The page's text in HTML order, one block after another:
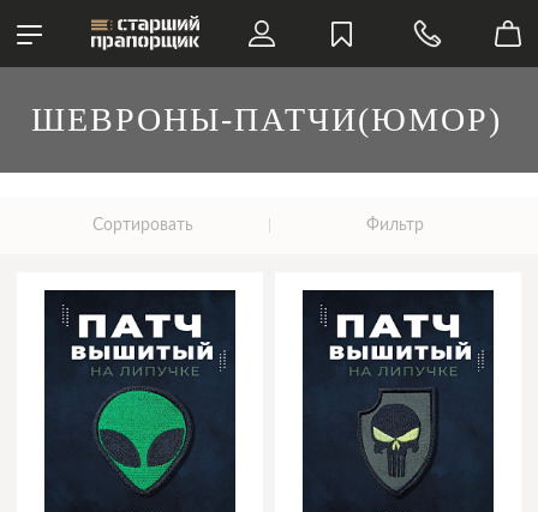
ШЕВРОНЫ-ПАТЧИ(ЮМОР)
Сортировать Фильтр